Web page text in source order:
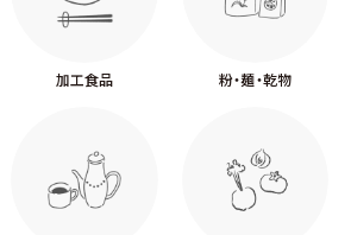
加工食品 粉・麺・乾物